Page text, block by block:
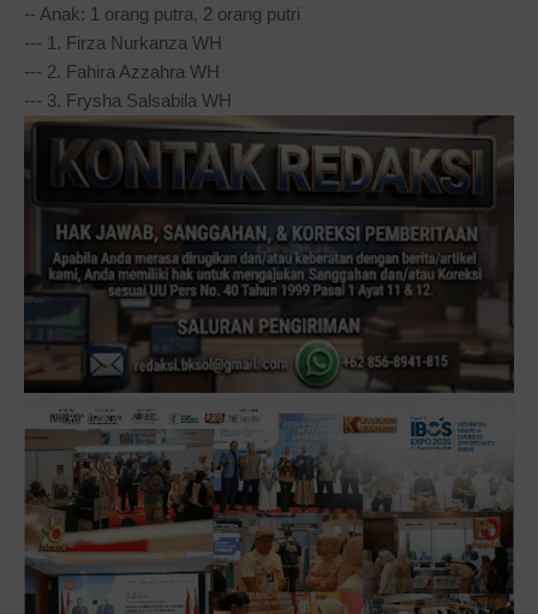
-- Anak: 1 orang putra, 2 orang putri
--- 1. Firza Nurkanza WH
--- 2. Fahira Azzahra WH
--- 3. Frysha Salsabila WH